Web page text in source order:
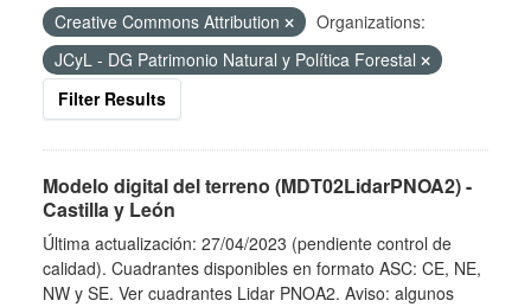
Creative Commons Attribution
Organizations:
JCyL - DG Patrimonio Natural y Política Forestal
Filter Results
Modelo digital del terreno (MDT02LidarPNOA2) -
Castilla y León
Última actualización: 27/04/2023 (pendiente control de
calidad). Cuadrantes disponibles en formato ASC: CE, NE,
NW y SE. Ver cuadrantes Lidar PNOA2. Aviso: algunos